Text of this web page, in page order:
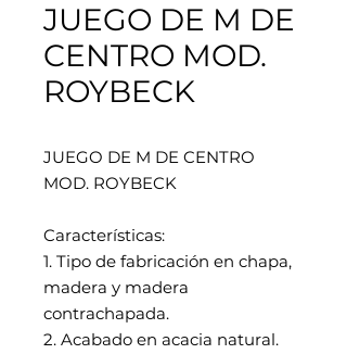
JUEGO DE M DE
CENTRO MOD.
ROYBECK
JUEGO DE M DE CENTRO
MOD. ROYBECK
Características:
1. Tipo de fabricación en chapa,
madera y madera
contrachapada.
2. Acabado en acacia natural.